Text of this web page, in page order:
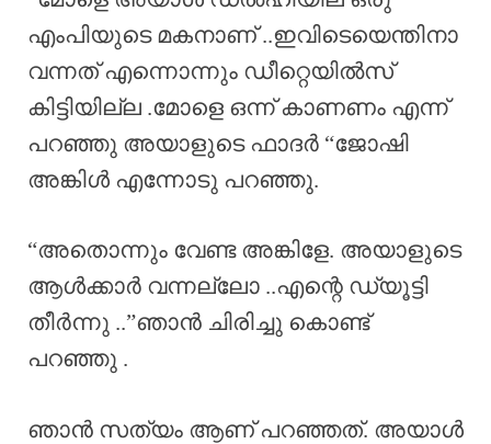
എംപിയുടെ മകനാണ് ..ഇവിടെയെന്തിനാ
വന്നത് എന്നൊന്നും ഡീറ്റെയിൽസ്
കിട്ടിയില്ല .മോളെ ഒന്ന് കാണണം എന്ന്
പറഞ്ഞു അയാളുടെ ഫാദർ “ജോഷി
അങ്കിൾ എന്നോടു പറഞ്ഞു.
“അതൊന്നും വേണ്ട അങ്കിളേ. അയാളുടെ
ആൾക്കാർ വന്നല്ലോ ..എന്റെ ഡ്യൂട്ടി
തീർന്നു ..”ഞാൻ ചിരിച്ചു കൊണ്ട്
പറഞ്ഞു .
ഞാൻ സത്യം ആണ് പറഞ്ഞത്. അയാൾ